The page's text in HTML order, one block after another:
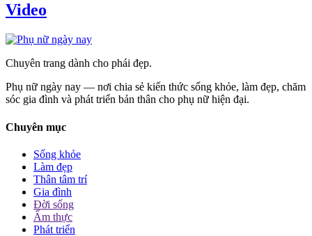
Video
Chuyên trang dành cho phái đẹp.
Phụ nữ ngày nay — nơi chia sẻ kiến thức sống khỏe, làm đẹp, chăm
sóc gia đình và phát triển bản thân cho phụ nữ hiện đại.
Chuyên mục
Sống khỏe
Làm đẹp
Thân tâm trí
Gia đình
Đời sống
Ẩm thực
Phát triển